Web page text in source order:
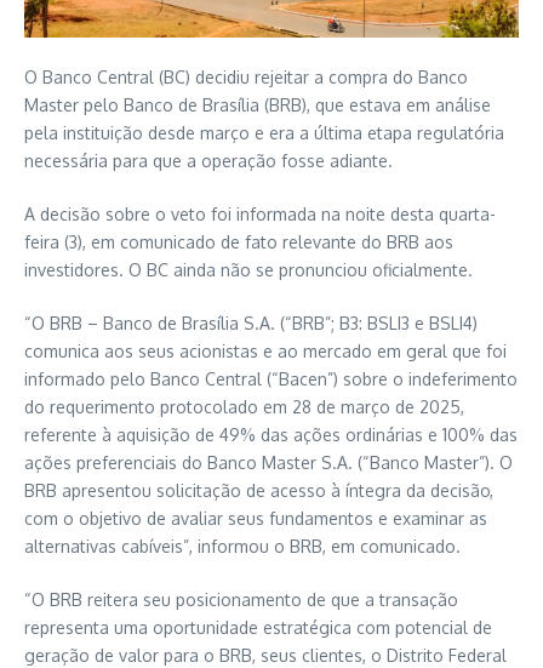
O Banco Central (BC) decidiu rejeitar a compra do Banco
Master pelo Banco de Brasília (BRB), que estava em análise
pela instituição desde março e era a última etapa regulatória
necessária para que a operação fosse adiante.
A decisão sobre o veto foi informada na noite desta quarta-
feira (3), em comunicado de fato relevante do BRB aos
investidores. O BC ainda não se pronunciou oficialmente.
“O BRB – Banco de Brasília S.A. (“BRB”; B3: BSLI3 e BSLI4)
comunica aos seus acionistas e ao mercado em geral que foi
informado pelo Banco Central (“Bacen”) sobre o indeferimento
do requerimento protocolado em 28 de março de 2025,
referente à aquisição de 49% das ações ordinárias e 100% das
ações preferenciais do Banco Master S.A. (“Banco Master”). O
BRB apresentou solicitação de acesso à íntegra da decisão,
com o objetivo de avaliar seus fundamentos e examinar as
alternativas cabíveis”, informou o BRB, em comunicado.
“O BRB reitera seu posicionamento de que a transação
representa uma oportunidade estratégica com potencial de
geração de valor para o BRB, seus clientes, o Distrito Federal